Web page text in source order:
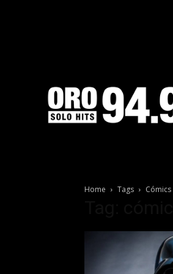
Home Tags Cómics